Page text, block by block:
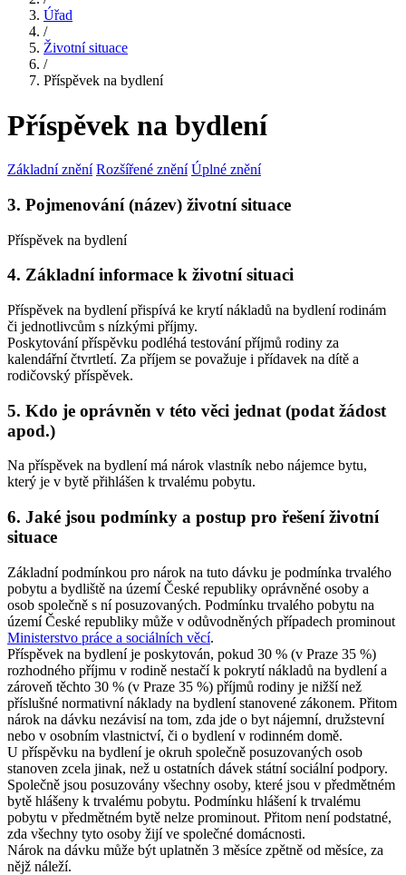
Úřad
/
Životní situace
/
Příspěvek na bydlení
Příspěvek na bydlení
Základní znění Rozšířené znění Úplné znění
3. Pojmenování (název) životní situace
Příspěvek na bydlení
4. Základní informace k životní situaci
Příspěvek na bydlení přispívá ke krytí nákladů na bydlení rodinám
či jednotlivcům s nízkými příjmy.
Poskytování příspěvku podléhá testování příjmů rodiny za
kalendářní čtvrtletí. Za příjem se považuje i přídavek na dítě a
rodičovský příspěvek.
5. Kdo je oprávněn v této věci jednat (podat žádost
apod.)
Na příspěvek na bydlení má nárok vlastník nebo nájemce bytu,
který je v bytě přihlášen k trvalému pobytu.
6. Jaké jsou podmínky a postup pro řešení životní
situace
Základní podmínkou pro nárok na tuto dávku je podmínka trvalého
pobytu a bydliště na území České republiky oprávněné osoby a
osob společně s ní posuzovaných. Podmínku trvalého pobytu na
území České republiky může v odůvodněných případech prominout
Ministerstvo práce a sociálních věcí.
Příspěvek na bydlení je poskytován, pokud 30 % (v Praze 35 %)
rozhodného příjmu v rodině nestačí k pokrytí nákladů na bydlení a
zároveň těchto 30 % (v Praze 35 %) příjmů rodiny je nižší než
příslušné normativní náklady na bydlení stanovené zákonem. Přitom
nárok na dávku nezávisí na tom, zda jde o byt nájemní, družstevní
nebo v osobním vlastnictví, či o bydlení v rodinném domě.
U příspěvku na bydlení je okruh společně posuzovaných osob
stanoven zcela jinak, než u ostatních dávek státní sociální podpory.
Společně jsou posuzovány všechny osoby, které jsou v předmětném
bytě hlášeny k trvalému pobytu. Podmínku hlášení k trvalému
pobytu v předmětném bytě nelze prominout. Přitom není podstatné,
zda všechny tyto osoby žijí ve společné domácnosti.
Nárok na dávku může být uplatněn 3 měsíce zpětně od měsíce, za
nějž náleží.